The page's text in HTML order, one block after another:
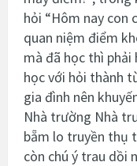
hỏi “Hôm nay con
quan niệm điểm
mà đã học thì phải
học với hỏi thành
gia đình nên
Nhà trường Nhà
bẵm lo truyền thụ
còn chú ý trau dồi